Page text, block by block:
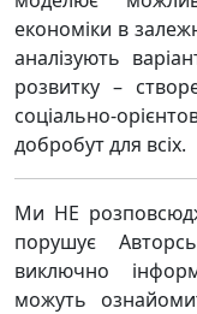
економіки в
аналізують
розвитку –
соціально-
добробут для всіх.
Ми НЕ
порушує
виключно
можуть